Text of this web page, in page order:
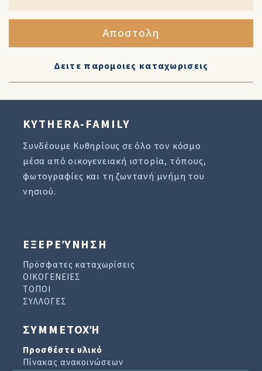
Αποστολη
Δειτε παρομοιες καταχωρισεις
KYTHERA-FAMILY
Συνδέουμε Κυθηρίους σε όλο τον κόσμο
μέσα από οικογενειακή ιστορία, τόπους,
φωτογραφίες και τη ζωντανή μνήμη του
νησιού.
ΕΞΕΡΕΎΝΗΣΗ
Πρόσφατες καταχωρίσεις
ΟΙΚΟΓΕΝΕΙΕΣ
ΤΟΠΟΙ
ΣΥΛΛΟΓΕΣ
ΣΥΜΜΕΤΟΧΉ
Προσθέστε υλικό
Πίνακας ανακοινώσεων